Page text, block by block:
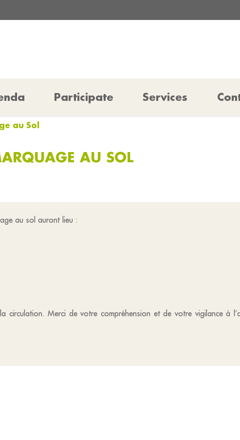
Participate Services
au Sol
AU SOL
au sol auront lieu :
circulation. Merci de votre compréhension et de votre vigilance à